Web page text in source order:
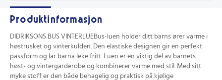
Produktinformasjon
DIDRIKSONS BUS VINTERLUEBus-luen holder ditt barns ører varme i
høstrusket og vinterkulden. Den elastiske designen gir en perfekt
passform og lar barna leke fritt. Luen er en viktig del av barnets
høst- og vintergarderobe og kombinerer varme med stil. Med sitt
myke stoff er den både behagelig og praktisk på kjølige